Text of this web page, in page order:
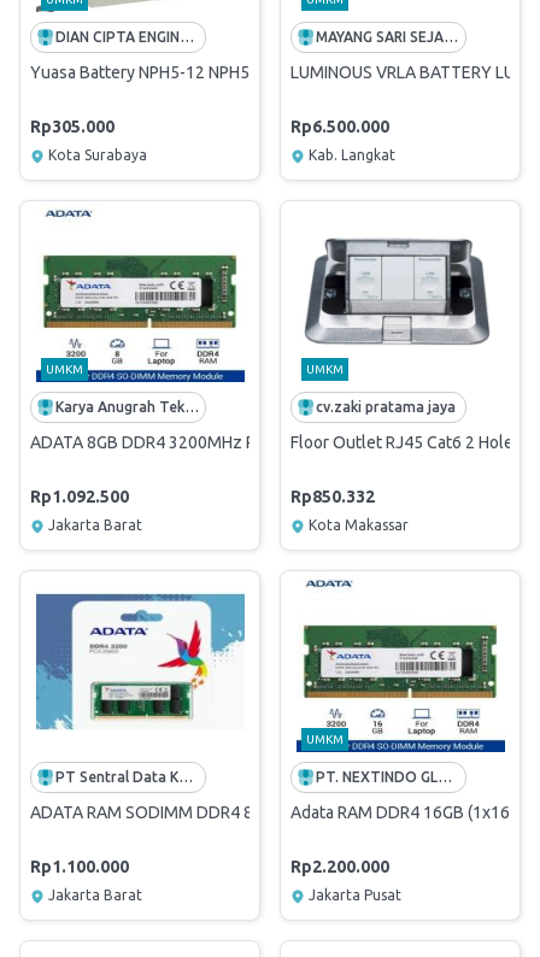
DIAN CIPTA ENGINEERING
Yuasa Battery NPH5-12 NPH5 12 5AH 12volt
Rp305.000
Kota Surabaya
MAYANG SARI SEJAHTERA
LUMINOUS VRLA BATTERY
Rp6.500.000
Kab. Langkat
UMKM
Karya Anugrah Teknologi
ADATA 8GB DDR4 3200MHz PC4-25600 SO-DIMM
Rp1.092.500
Jakarta Barat
UMKM
cv.zaki pratama jaya
Floor Outlet RJ45 Cat6 2 Hole
Rp850.332
Kota Makassar
PT Sentral Data Komunikasi
ADATA RAM SODIMM DDR4 8GB 3200MHZ
Rp1.100.000
Jakarta Barat
UMKM
PT. NEXTINDO GLOBAL SOLUSI
Adata RAM DDR4 16GB
Rp2.200.000
Jakarta Pusat